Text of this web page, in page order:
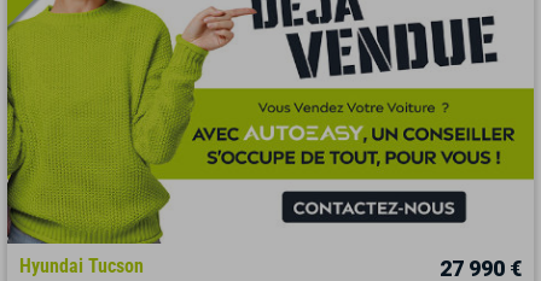
Hyundai Tucson 27 990 €